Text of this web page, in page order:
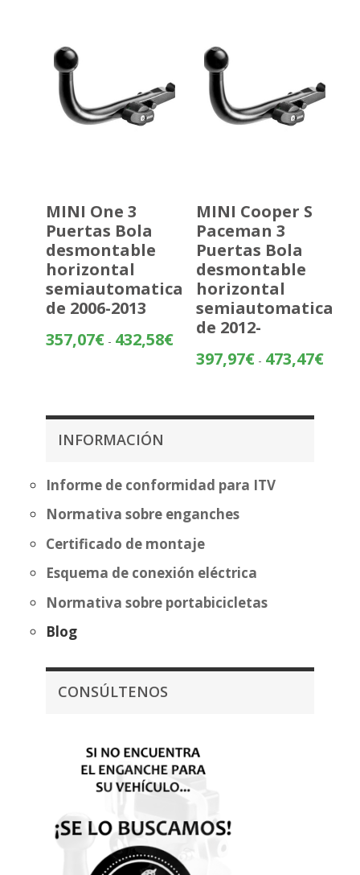
MINI One 3
Puertas Bola
desmontable
horizontal
semiautomatica
de 2006-2013
357,07€ - 432,58€Rango
MINI Cooper S
Paceman 3
Puertas Bola
desmontable
horizontal
semiautomatica
de 2012-
397,97€ - 473,47€Rango
INFORMACIÓN
Informe de conformidad para ITV
Normativa sobre enganches
Certificado de montaje
Esquema de conexión eléctrica
Normativa sobre portabicicletas
Blog
CONSÚLTENOS